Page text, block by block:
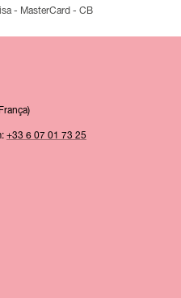
- MasterCard - CB
+33 6 07 01 73 25